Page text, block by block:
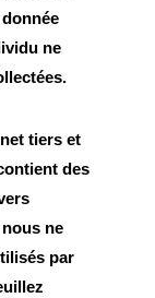
ne
tiers et
des
ne
par